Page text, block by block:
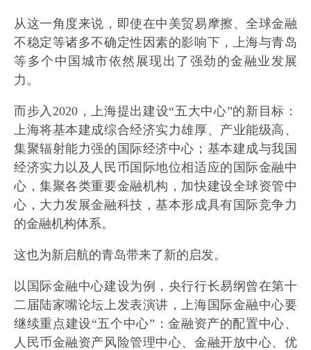
从这一角度来说，即使在中美贸易摩擦、全球金融
不稳定等诸多不确定性因素的影响下，上海与青岛
等多个中国城市依然展现出了强劲的金融业发展
力。
而步入2020，上海提出建设“五大中心”的新目标：
上海将基本建成综合经济实力雄厚、产业能级高、
集聚辐射能力强的国际经济中心；基本建成与我国
经济实力以及人民币国际地位相适应的国际金融中
心，集聚各类重要金融机构，加快建设全球资管中
心，大力发展金融科技，基本形成具有国际竞争力
的金融机构体系。
这也为新启航的青岛带来了新的启发。
以国际金融中心建设为例，央行行长易纲曾在第十
二届陆家嘴论坛上发表演讲，上海国际金融中心要
继续重点建设“五个中心”：金融资产的配置中心、
人民币金融资产风险管理中心、金融开放中心、优